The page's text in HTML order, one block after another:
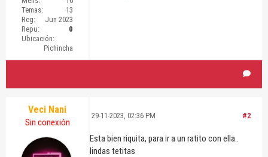
Temas:
13
Reg:
Jun 2023
Repu:
0
Ubicación:
Pichincha
Veci Nani
Sin conexión
#2
29-11-2023, 02:36 PM
Esta bien riquita, para ir a un ratito con ella..
lindas tetitas